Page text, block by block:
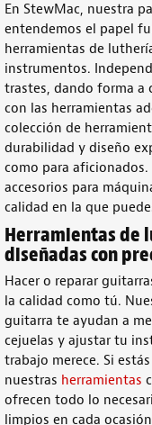
En StewMac, nuestra
entendemos el papel
herramientas de
instrumentos.
trastes, dando forma a
con las herramientas
colección de
durabilidad y diseño
como para aficionados.
accesorios para
calidad en la que
Herramientas de
diseñadas con
Hacer o reparar
la calidad como tú.
guitarra te ayudan a
cejuelas y ajustar tu
trabajo merece. Si
nuestras herramientas
ofrecen todo lo
limpios en cada